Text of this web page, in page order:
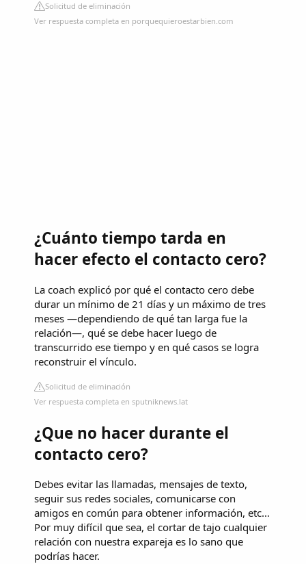
Solicitud de eliminación
Ver respuesta completa en porquequieroestarbien.com
¿Cuánto tiempo tarda en
hacer efecto el contacto cero?
La coach explicó por qué el contacto cero debe
durar un mínimo de 21 días y un máximo de tres
meses —dependiendo de qué tan larga fue la
relación—, qué se debe hacer luego de
transcurrido ese tiempo y en qué casos se logra
reconstruir el vínculo.
Solicitud de eliminación
Ver respuesta completa en sputniknews.lat
¿Que no hacer durante el
contacto cero?
Debes evitar las llamadas, mensajes de texto,
seguir sus redes sociales, comunicarse con
amigos en común para obtener información, etc…
Por muy difícil que sea, el cortar de tajo cualquier
relación con nuestra expareja es lo sano que
podrías hacer.